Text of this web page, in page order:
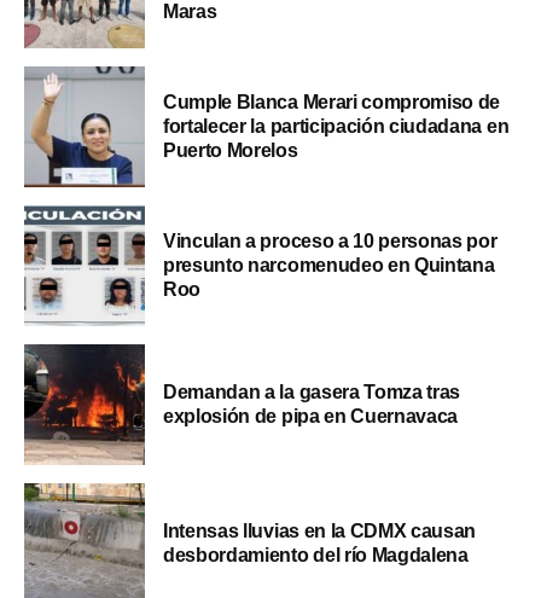
Maras
Cumple Blanca Merari compromiso de
fortalecer la participación ciudadana en
Puerto Morelos
Vinculan a proceso a 10 personas por
presunto narcomenudeo en Quintana
Roo
Demandan a la gasera Tomza tras
explosión de pipa en Cuernavaca
Intensas lluvias en la CDMX causan
desbordamiento del río Magdalena